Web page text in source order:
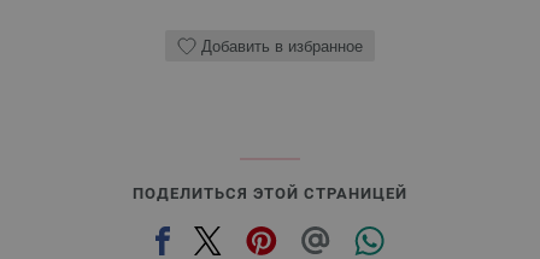
Добавить в избранное
ПОДЕЛИТЬСЯ ЭТОЙ СТРАНИЦЕЙ